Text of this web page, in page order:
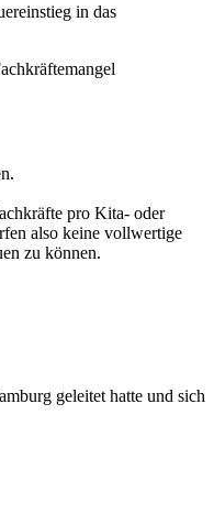
in das
pro Kita- oder
also keine vollwertige
zu können.
geleitet hatte und sich